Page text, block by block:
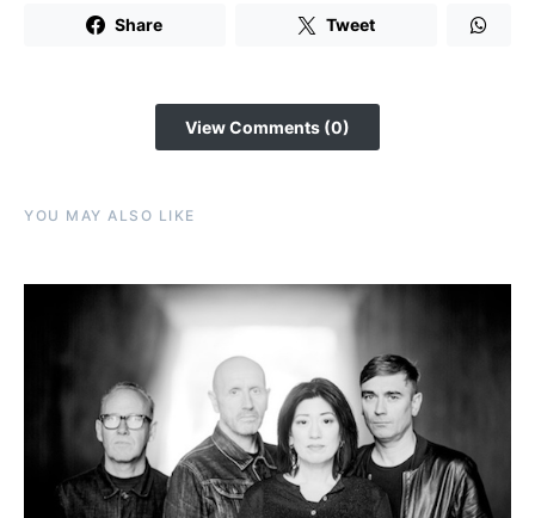
Share Tweet
View Comments (0)
YOU MAY ALSO LIKE